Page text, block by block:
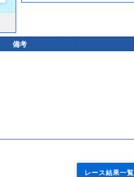
備考
レース結果一覧